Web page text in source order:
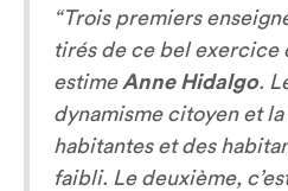
“Trois premiers
tirés de ce bel exercice
estime Anne Hidalgo.
dynamisme citoyen et
habitantes et des
faibli. Le deuxième,